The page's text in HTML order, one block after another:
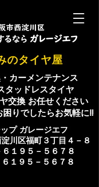
のタイヤ屋
カーメンテナンス
タッドレスタイヤ
交換 お任せください
りでしたらお気軽に!!
プ ​ガレージエフ
川区福町３丁目４－８
１９５－５６７８
１９５－５６７８